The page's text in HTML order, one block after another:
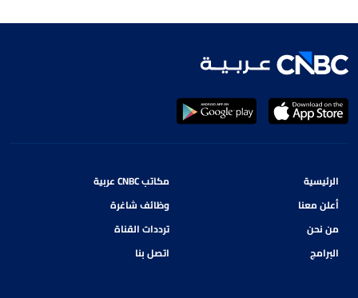
الرئيسية
أعلن معنا
من نحن
البرامج
مكاتب CNBC عربية
وظائف شاغرة
ترددات القناة
اتصل بنا